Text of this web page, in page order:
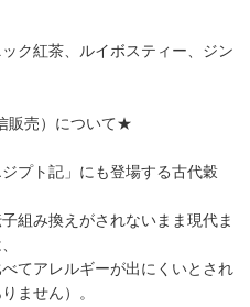
ク紅茶、ルイボスティー、ジン
& 通信販売）について★
プト記」にも登場する古代穀
組み換えがされないまま現代ま
てアレルギーが出にくいとされ
ません）。